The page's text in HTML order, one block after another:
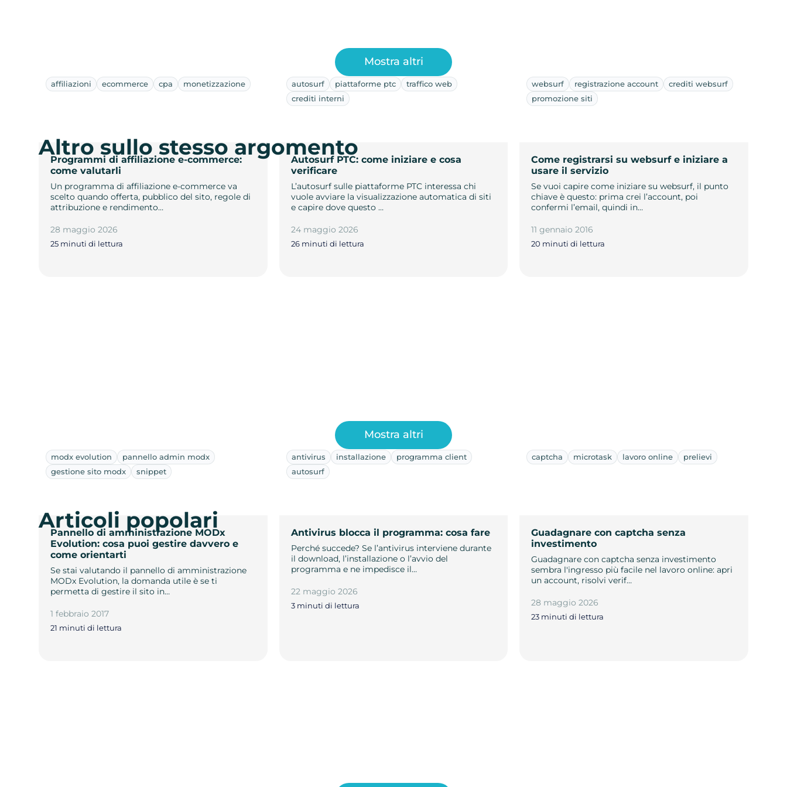
affiliazioni ecommerce cpa monetizzazione
Programmi di affiliazione e-commerce:
come valutarli
Un programma di affiliazione e-commerce va
scelto quando offerta, pubblico del sito, regole di
attribuzione e rendimento…
28 maggio 2026
25 minuti di lettura
autosurf piattaforme ptc
traffico web
crediti interni
Autosurf PTC: come iniziare e cosa
verificare
L’autosurf sulle piattaforme PTC interessa chi
vuole avviare la visualizzazione automatica di siti
e capire dove questo …
24 maggio 2026
26 minuti di lettura
websurf registrazione account
crediti websurf
promozione siti
Come registrarsi su websurf e iniziare a
usare il servizio
Se vuoi capire come iniziare su websurf, il punto
chiave è questo: prima crei l’account, poi
confermi l’email, quindi in…
11 gennaio 2016
20 minuti di lettura
Mostra altri
Altro sullo stesso argomento
modx evolution
pannello admin modx
gestione sito modx
snippet
Pannello di amministrazione MODx
Evolution: cosa puoi gestire davvero e
come orientarti
Se stai valutando il pannello di amministrazione
MODx Evolution, la domanda utile è se ti
permetta di gestire il sito in…
1 febbraio 2017
21 minuti di lettura
antivirus installazione
programma client
autosurf
Antivirus blocca il programma: cosa fare
Perché succede? Se l’antivirus interviene durante
il download, l’installazione o l’avvio del
programma e ne impedisce il…
22 maggio 2026
3 minuti di lettura
captcha microtask lavoro online prelievi
Guadagnare con captcha senza
investimento
Guadagnare con captcha senza investimento
sembra l'ingresso più facile nel lavoro online: apri
un account, risolvi verif…
28 maggio 2026
23 minuti di lettura
Mostra altri
Articoli popolari